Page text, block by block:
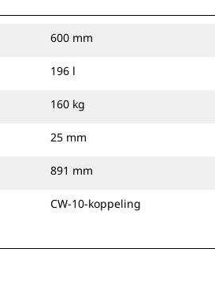
600 mm
196 l
160 kg
25 mm
891 mm
CW-10-koppeling